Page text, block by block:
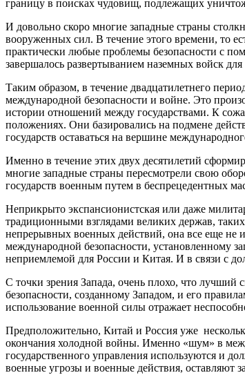
границу в поисках чудовищ, подлежащих
И довольно скоро многие западные страны
вооруженных сил. В течение этого времени, то
практически любые проблемы безопасности с
завершалось развертыванием наземных войск
Таким образом, в течение двадцатилетнего
международной безопасности и войне. Это
истории отношений между государствами. К
положениях. Они базировались на подмене
государств оставаться на вершине
Именно в течение этих двух десятилетий
многие западные страны пересмотрели свою
государств военным путем в беспрецедентных
Неприкрыто экспансионистская или даже
традиционными взглядами великих держав,
непрерывных военных действий, она все еще не
международной безопасности, установленному
неприемлемой для России и Китая. И в связи с
С точки зрения Запада, очень плохо, что
безопасности, созданному Западом, и его
использование военной силы отражает
Предположительно, Китай и Россия уже
окончания холодной войны. Именно «шум» в
государственного управления используются и
военные угрозы и военные действия, оставляют